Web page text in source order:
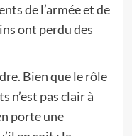
de l’armée et de
ont perdu des
Bien que le rôle
n’est pas clair à
porte une